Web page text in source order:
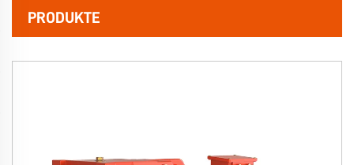
PRODUKTE